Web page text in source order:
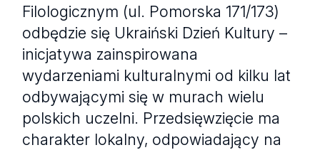
Filologicznym (ul. Pomorska 171/173)
odbędzie się Ukraiński Dzień Kultury –
inicjatywa zainspirowana
wydarzeniami kulturalnymi od kilku lat
odbywającymi się w murach wielu
polskich uczelni. Przedsięwzięcie ma
charakter lokalny, odpowiadający na